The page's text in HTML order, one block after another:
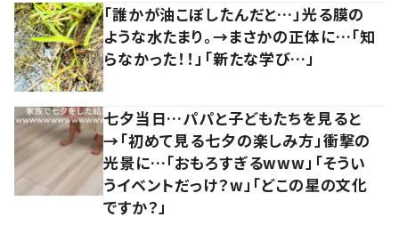
「誰かが油こぼしたんだと…」光る膜の
ような水たまり。→まさかの正体に…「知
らなかった！！」「新たな学び…」
七夕当日…パパと子どもたちを見ると
→「初めて見る七夕の楽しみ方」衝撃の
光景に…「おもろすぎるwww」「そうい
うイベントだっけ？w」「どこの星の文化
ですか？」